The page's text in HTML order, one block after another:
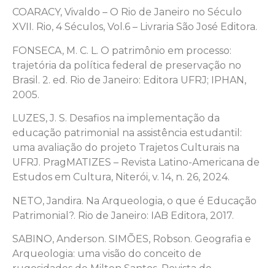
COARACY, Vivaldo – O Rio de Janeiro no Século
XVII. Rio, 4 Séculos, Vol.6 – Livraria São José Editora.
FONSECA, M. C. L. O patrimônio em processo:
trajetória da política federal de preservação no
Brasil. 2. ed. Rio de Janeiro: Editora UFRJ; IPHAN,
2005.
LUZES, J. S. Desafios na implementação da
educação patrimonial na assistência estudantil:
uma avaliação do projeto Trajetos Culturais na
UFRJ. PragMATIZES – Revista Latino-Americana de
Estudos em Cultura, Niterói, v. 14, n. 26, 2024.
NETO, Jandira. Na Arqueologia, o que é Educação
Patrimonial?. Rio de Janeiro: IAB Editora, 2017.
SABINO, Anderson. SIMÕES, Robson. Geografia e
Arqueologia: uma visão do conceito de